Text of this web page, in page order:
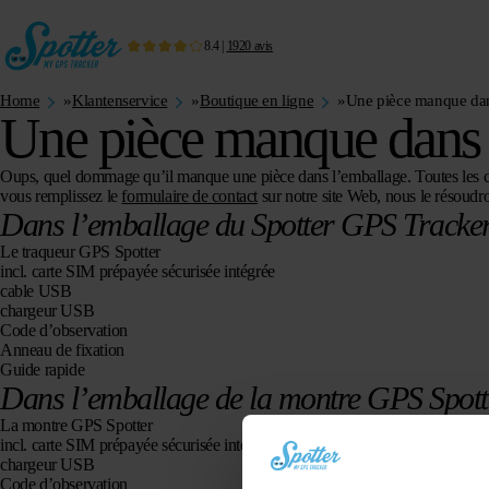
8.4| 1920 avis
Home »Klantenservice »Boutique en ligne »Une pièce manque
Une pièce manque
Oups, quel dommage qu’il manque une pièce dans l’emballage. Toutes
vous remplissez le formulaire de contact sur notre site Web, nous le
Dans l’emballage du Spotter GPS
Le traqueur GPS Spotter
incl. carte SIM prépayée sécurisée intégrée
cable USB
chargeur USB
Code d’observation
Anneau de fixation
Guide rapide
Dans l’emballage de la montre GPS
La montre GPS Spotter
incl. carte SIM prépayée sécurisée intégrée
chargeur USB
Code d’observation